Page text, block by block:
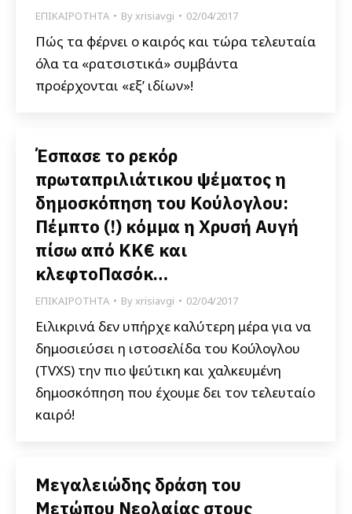
ΕΠΙΚΑΙΡΟΤΗΤΑ Byxrisiavgi 02/04/2017
Πώς τα φέρνει ο καιρός και τώρα τελευταία
όλα τα «ρατσιστικά» συμβάντα
προέρχονται «εξ’ ιδίων»!
Έσπασε το ρεκόρ
πρωταπριλιάτικου ψέματος η
δημοσκόπηση του Κούλογλου:
Πέμπτο (!) κόμμα η Χρυσή Αυγή
πίσω από KK€ και
κλεφτοΠασόκ…
ΕΠΙΚΑΙΡΟΤΗΤΑ Byxrisiavgi 02/04/2017
Ειλικρινά δεν υπήρχε καλύτερη μέρα για να
δημοσιεύσει η ιστοσελίδα του Κούλογλου
(TVXS) την πιο ψεύτικη και χαλκευμένη
δημοσκόπηση που έχουμε δει τον τελευταίο
καιρό!
Μεγαλειώδης δράση του
Μετώπου Νεολαίας στους